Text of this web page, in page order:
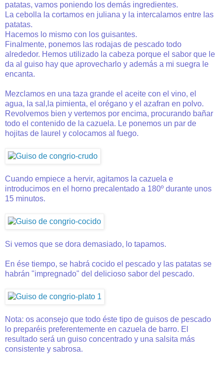
patatas, vamos poniendo los demás ingredientes.
La cebolla la cortamos en juliana y la intercalamos entre las
patatas.
Hacemos lo mismo con los guisantes.
Finalmente, ponemos las rodajas de pescado todo
alrededor. Hemos utilizado la cabeza porque el sabor que le
da al guiso hay que aprovecharlo y además a mi suegra le
encanta.
Mezclamos en una taza grande el aceite con el vino, el
agua, la sal,la pimienta, el orégano y el azafran en polvo.
Revolvemos bien y vertemos por encima, procurando bañar
todo el contenido de la cazuela. Le ponemos un par de
hojitas de laurel y colocamos al fuego.
Cuando empiece a hervir, agitamos la cazuela e
introducimos en el horno precalentado a 180º durante unos
15 minutos.
Si vemos que se dora demasiado, lo tapamos.
En ése tiempo, se habrá cocido el pescado y las patatas se
habrán "impregnado" del delicioso sabor del pescado.
Nota: os aconsejo que todo éste tipo de guisos de pescado
lo preparéis preferentemente en cazuela de barro. El
resultado será un guiso concentrado y una salsita más
consistente y sabrosa.